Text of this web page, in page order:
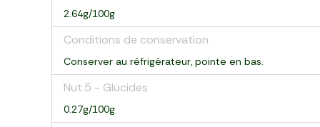
2.64g/100g
Conditions de conservation
Conserver au réfrigérateur, pointe en bas.
Nut.5 - Glucides
0.27g/100g